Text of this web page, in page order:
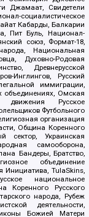
Джамаат, Свидетели
социалистическое
Кабарды, Балкарии
Пит Буль, Национал-
союз, Формат-18,
Национальная
Духовно-Родовая
Древнерусской
Инглингов, Русский
иммиграции,
объединениях, Омская
движения Русское
Футбольного
организация
Община Коренного
сектор, Украинская
самооборона,
Бандеры, Братство,
объединение
Инициатива, TulaSkins,
национальное
Коренного Русского
народа, Рубеж
деятельности,
Божией Матери